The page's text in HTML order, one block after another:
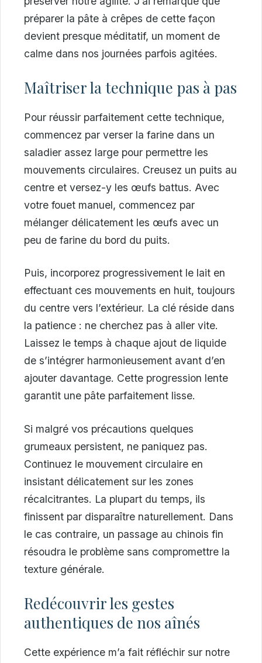
préparer la pâte à crêpes de cette façon
devient presque méditatif, un moment de
calme dans nos journées parfois agitées.
Maîtriser la technique pas à pas
Pour réussir parfaitement cette technique,
commencez par verser la farine dans un
saladier assez large pour permettre les
mouvements circulaires. Creusez un puits au
centre et versez-y les œufs battus. Avec
votre fouet manuel, commencez par
mélanger délicatement les œufs avec un
peu de farine du bord du puits.
Puis, incorporez progressivement le lait en
effectuant ces mouvements en huit, toujours
du centre vers l’extérieur. La clé réside dans
la patience : ne cherchez pas à aller vite.
Laissez le temps à chaque ajout de liquide
de s’intégrer harmonieusement avant d’en
ajouter davantage. Cette progression lente
garantit une pâte parfaitement lisse.
Si malgré vos précautions quelques
grumeaux persistent, ne paniquez pas.
Continuez le mouvement circulaire en
insistant délicatement sur les zones
récalcitrantes. La plupart du temps, ils
finissent par disparaître naturellement. Dans
le cas contraire, un passage au chinois fin
résoudra le problème sans compromettre la
texture générale.
Redécouvrir les gestes
authentiques de nos aînés
Cette expérience m’a fait réfléchir sur notre